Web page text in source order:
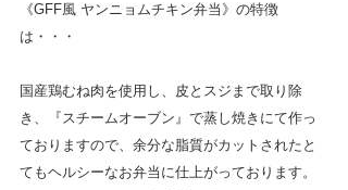
《GFF風 ヤンニョムチキン弁当》の特徴
は・・・
国産鶏むね肉を使用し、皮とスジまで取り除
き、『スチームオーブン』で蒸し焼きにて作っ
ておりますので、余分な脂質がカットされたと
てもヘルシーなお弁当に仕上がっております。